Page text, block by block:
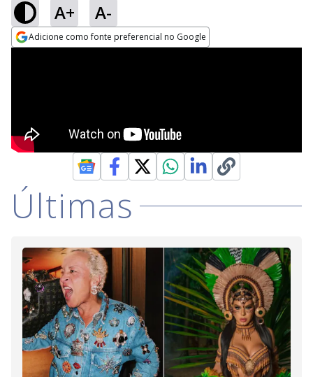
A+ A-
Adicione como fonte preferencial no Google
Últimas